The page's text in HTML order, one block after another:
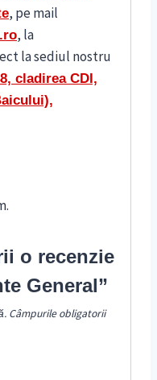
, pe mail
, la
la sediul nostru
cladirea CDI,
o recenzie
General”
Câmpurile obligatorii